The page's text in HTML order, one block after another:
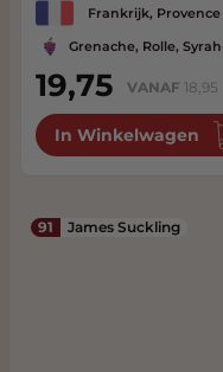
Frankrijk, Provence
Grenache, Rolle,
19,75 VANAF 18,95
In Winkelwagen
91 James Suckling